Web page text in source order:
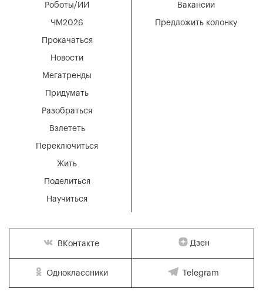
Мегатренды
Придумать
Разобраться
Взлететь
Новости
Переключиться
Жить
Поделиться
Научиться
Роботы/ИИ
ЧМ2026
Прокачаться
Вакансии
Предложить колонку
ВКонтакте Дзен
Одноклассники Telegram